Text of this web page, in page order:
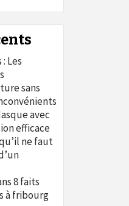
Les
sans
avec
efficace
ne faut
8 faits
à fribourg